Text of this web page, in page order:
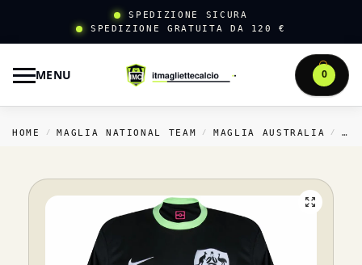
SPEDIZIONE SICURA
SPEDIZIONE GRATUITA DA 120 €
MENU 0
HOME / MAGLIA NATIONAL TEAM / MAGLIA AUSTRALIA /